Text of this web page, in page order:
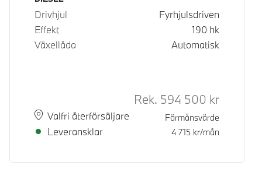
Drivhjul
Fyrhjulsdriven
Effekt
190 hk
Växellåda
Automatisk
PlatsValfri återförsäljare
Leveranstid
Leveransklar
Rek. ord
Rek. 594 500 kr
Förmånsvärde
4 715 kr/mån